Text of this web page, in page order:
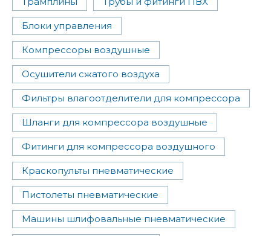
Блоки управления
Компрессоры воздушные
Осушители сжатого воздуха
Фильтры влагоотделители для компрессора
Шланги для компрессора воздушные
Фитинги для компрессора воздушного
Краскопульты пневматические
Пистолеты пневматические
Машины шлифовальные пневматические